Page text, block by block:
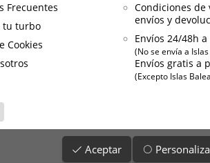
Frecuentes
tu turbo
Cookies
Condiciones de
envíos y
Envíos 24/48h
(No se envía a
Envíos gratis a
(Excepto Islas
Aceptar